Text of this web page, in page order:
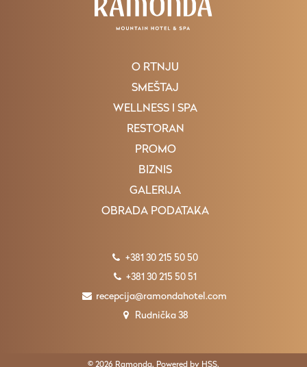
O RTNJU
SMEŠTAJ
WELLNESS I SPA
RESTORAN
PROMO
BIZNIS
GALERIJA
OBRADA PODATAKA
+381 30 215 50 50
+381 30 215 50 51
recepcija@ramondahotel.com
Rudnička 38
© 2026 Ramonda. Powered by HSS.